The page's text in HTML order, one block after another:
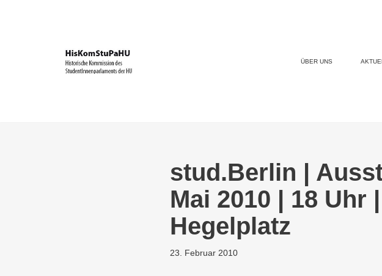
ÜBER UNS
stud.Berlin |
Mai 2010 | 18 Uhr
Hegelplatz
23. Februar 2010